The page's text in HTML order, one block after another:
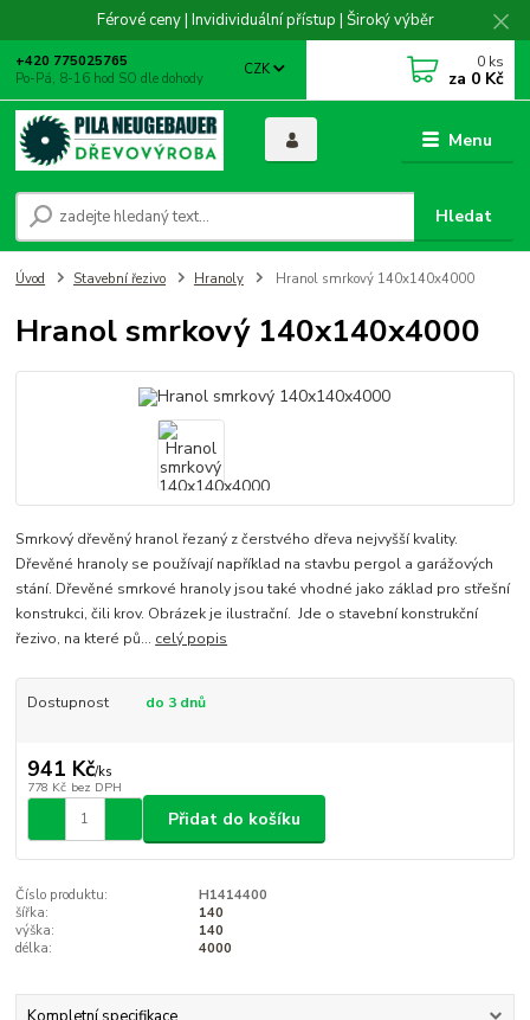
Férové ceny | Invidividuální přístup | Široký výběr
Menu
CZK
Hledat
+420 775025765
Po-Pá, 8-16 hod SO dle dohody
0 ks
za 0 Kč
Úvod Stavební řezivo Hranoly Hranol smrkový 140x140x4000
Hranol smrkový 140x140x4000
Smrkový dřevěný hranol řezaný z čerstvého dřeva nejvyšší kvality.
Dřevěné hranoly se používají například na stavbu pergol a garážových
stání. Dřevěné smrkové hranoly jsou také vhodné jako základ pro střešní
konstrukci, čili krov. Obrázek je ilustrační. Jde o stavební konstrukční
řezivo, na které pů... celý popis
Dostupnost do 3 dnů
941 Kč/ks
778 Kč bez DPH
Přidat do košíku
Číslo produktu:
H1414400
šířka:
140
výška:
140
délka:
4000